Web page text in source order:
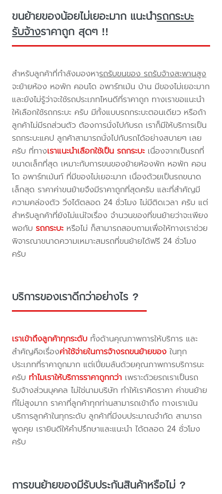
ขนย้ายของน้อยไม่เยอะมาก แนะนำรถกระบะ
รับจ้างราคาถูก สุดๆ !!
สำหรับลูกค้าที่กำลังมองหารถรับขนของ รถรับจ้างสะพานสูง
จะย้ายห้อง หอพัก คอนโด อพาร์ทเม้น บ้าน มีของไม่เยอะมาก
และยังไม่รู้ว่าจะใช้รถประเภทไหนดีที่ราคาถูก ทางเราขอแนะนำ
ให้เลือกใช้รถกระบะ ครับ มีทั้งแบบรถกระบะตอนเดียว หรือถ้า
ลูกค้าไม่มีรถส่วนตัว ต้องการนั่งไปกับรถ เราก็มีให้บริการเป็น
รถกระบะแคป ลูกค้าสามารถนั่งไปกับรถได้อย่างสบายๆ เลย
ครับ ที่ทางเราแนะนำเลือกใช้เป็น รถกระบะ เนื่องจากเป็นรถที่
ขนาดเล็กที่สุด เหมาะกับการขนของย้ายห้องพัก หอพัก คอน
โด อพาร์ทเม้นท์ ที่มีของไม่เยอะมาก เนื่องด้วยเป็นรถขนาด
เล็กสุด ราคาค่าขนย้ายจึงมีราคาถูกที่สุดครับ และที่สำคัญมี
ความคล่องตัว วิ่งได้ตลอด 24 ชั่วโมง ไม่มีติดเวลา ครับ แต่
สำหรับลูกค้าที่ยังไม่แน่ใจเรื่อง จำนวนของที่ขนย้ายว่าจะเพียง
พอกับรถกระบะ หรือไม่ ก็สามารถสอบถามเพื่อให้ทางเราช่วย
พิจารณาขนาดความเหมาะสมรถที่ขนย้ายได้ฟรี 24 ชั่วโมง
ครับ
บริการของเราดีกว่าอย่างไร ?
เราเข้าถึงลูกค้าทุกระดับ ทั้งด้านคุณภาพการให้บริการ และ
สำคัญคือเรื่องค่าใช้จ่ายในการจ้างรถขนย้ายของ ในทุก
ประเภทที่ราคาถูกมาก แต่เปี่ยมล้นด้วยคุณภาพการบริการนะ
ครับ ทำไมเราให้บริการราคาถูกกว่า เพราะด้วยรถเราเป็นรถ
รับจ้างส่วนบุคคล ไม่ใช่นามบริษัท ทำให้เราคิดราคา ค่าขนย้าย
ที่ไม่สูงมาก ราคาที่ลูกค้าทุกท่านสามารถเข้าถึง ทางเราเน้น
บริการลูกค้าในทุกระดับ ลูกค้าที่มีงบประมาณจำกัด สามารถ
พูดคุย เรายินดีให้คำปรึกษาและแนะนำ ได้ตลอด 24 ชั่วโมง
ครับ
การขนย้ายของมีรับประกันสินค้าหรือไม่ ?